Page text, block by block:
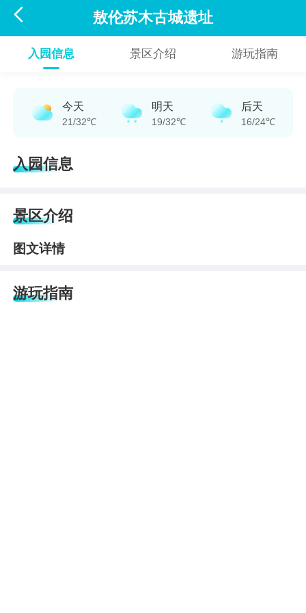
 敖伦苏木古城遗址
入园信息 景区介绍 游玩指南
今天
21/32℃
明天
19/32℃
后天
16/24℃
入园信息
景区介绍
图文详情
游玩指南